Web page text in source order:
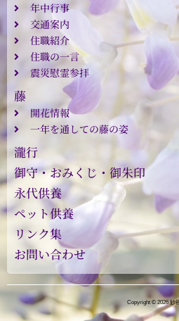
年中行事
交通案内
住職紹介
住職の一言
震災慰霊参拝
藤
開花情報
一年を通しての藤の姿
瀧行
御守・おみくじ・御朱印
永代供養
ペット供養
リンク集
お問い合わせ
Copyright © 2026 妙